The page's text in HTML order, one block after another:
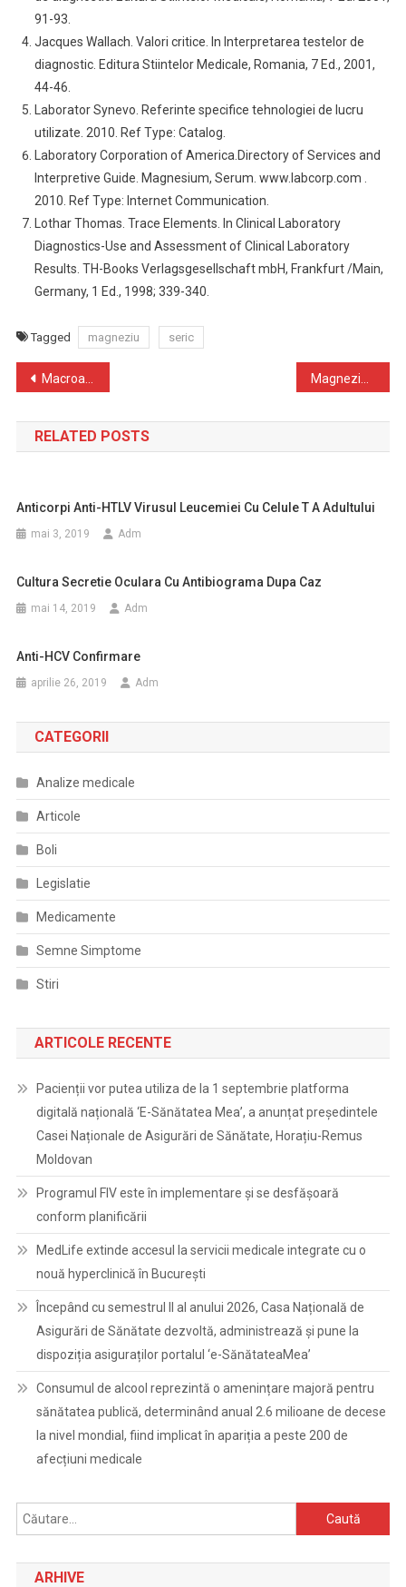
91-93.
Jacques Wallach. Valori critice. In Interpretarea testelor de
diagnostic. Editura Stiintelor Medicale, Romania, 7 Ed., 2001,
44-46.
Laborator Synevo. Referinte specifice tehnologiei de lucru
utilizate. 2010. Ref Type: Catalog.
Laboratory Corporation of America.Directory of Services and
Interpretive Guide. Magnesium, Serum. www.labcorp.com .
2010. Ref Type: Internet Communication.
Lothar Thomas. Trace Elements. In Clinical Laboratory
Diagnostics-Use and Assessment of Clinical Laboratory
Results. TH-Books Verlagsgesellschaft mbH, Frankfurt /Main,
Germany, 1 Ed., 1998; 339-340.
Tagged magneziu seric
Navigare
în
articole
Macroamilaza
RELATED POSTS
Anticorpi Anti-HTLV Virusul Leucemiei Cu Celule T A Adultului
mai 3, 2019 Adm
Cultura Secretie Oculara Cu Antibiograma Dupa Caz
mai 14, 2019 Adm
Anti-HCV Confirmare
aprilie 26, 2019 Adm
CATEGORII
Analize medicale
Articole
Boli
Legislatie
Medicamente
Semne Simptome
Stiri
ARTICOLE RECENTE
Pacienții vor putea utiliza de la 1 septembrie platforma
digitală națională ‘E-Sănătatea Mea’, a anunțat președintele
Casei Naționale de Asigurări de Sănătate, Horațiu-Remus
Moldovan
Programul FIV este în implementare și se desfășoară
conform planificării
MedLife extinde accesul la servicii medicale integrate cu o
nouă hyperclinică în București
Începând cu semestrul II al anului 2026, Casa Națională de
Asigurări de Sănătate dezvoltă, administrează și pune la
dispoziția asiguraților portalul ‘e-SănătateaMea’
Consumul de alcool reprezintă o amenințare majoră pentru
sănătatea publică, determinând anual 2.6 milioane de decese
la nivel mondial, fiind implicat în apariția a peste 200 de
afecțiuni medicale
Caută
după:
ARHIVE